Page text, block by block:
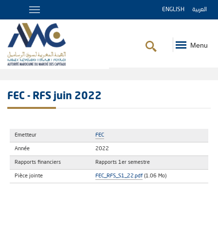
ENGLISH العربية
Menu
FEC - RFS juin 2022
Emetteur FEC
Année 2022
Rapports financiers Rapports 1er semestre
Pièce jointe FEC_RFS_S1_22.pdf (1.06 Mo)